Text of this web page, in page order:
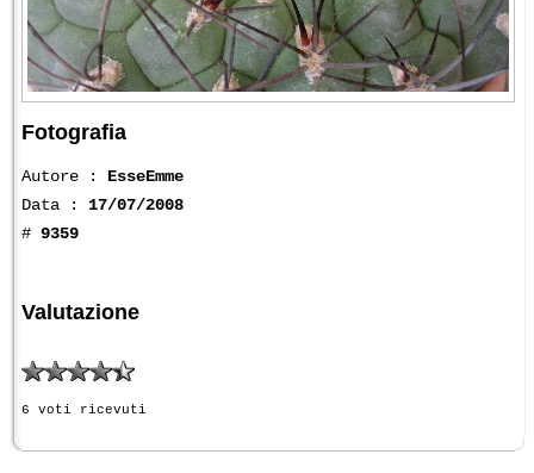
Fotografia
Autore : EsseEmme
Data : 17/07/2008
# 9359
Valutazione
6 voti ricevuti